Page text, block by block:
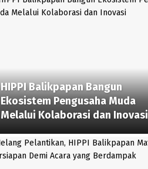
HIPPI Balikpapan Bangun
Ekosistem Pengusaha Muda
Melalui Kolaborasi dan Inovasi